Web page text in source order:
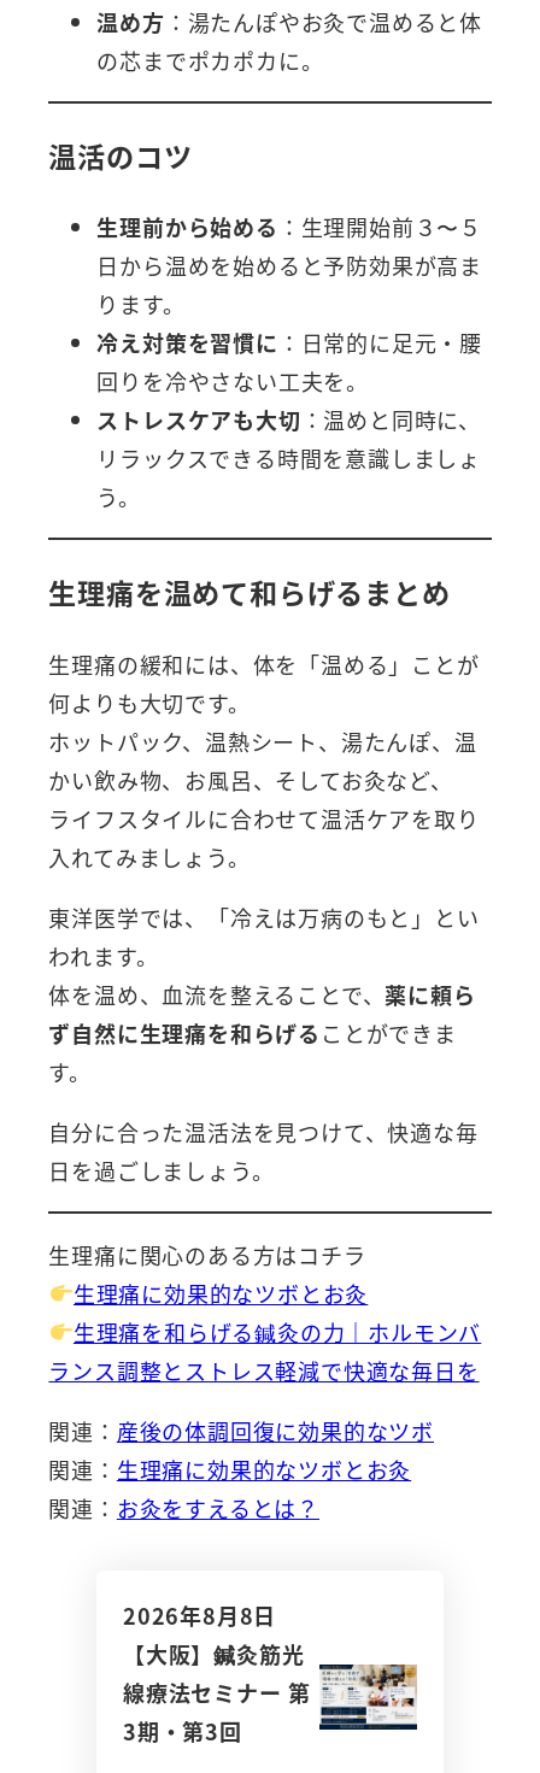
温め方 ：湯たんぽやお灸で温めると体
の芯までポカポカに。
温活のコツ
生理前から始める ：生理開始前３〜５
日から温めを始めると予防効果が高ま
ります。
冷え対策を習慣に ：日常的に足元・腰
回りを冷やさない工夫を。
ストレスケアも大切 ：温めと同時に、
リラックスできる時間を意識しましょ
う。
生理痛を温めて和らげるまとめ
生理痛の緩和には、体を「温める」ことが
何よりも大切です。
ホットパック、温熱シート、湯たんぽ、温
かい飲み物、お風呂、そしてお灸など、
ライフスタイルに合わせて温活ケアを取り
入れてみましょう。
東洋医学では、「冷えは万病のもと」とい
われます。
体を温め、血流を整えることで、 薬に頼ら
ず自然に生理痛を和らげる ことができま
す。
自分に合った温活法を見つけて、快適な毎
日を過ごしましょう。
生理痛に関心のある方はコチラ
生理痛に効果的なツボとお灸
生理痛を和らげる鍼灸の力｜ホルモンバ
ランス調整とストレス軽減で快適な毎日を
関連： 産後の体調回復に効果的なツボ
関連： 生理痛に効果的なツボとお灸
関連： お灸をすえるとは？
2026年8月8日
【大阪】鍼灸筋光
線療法セミナー 第
3期・第3回